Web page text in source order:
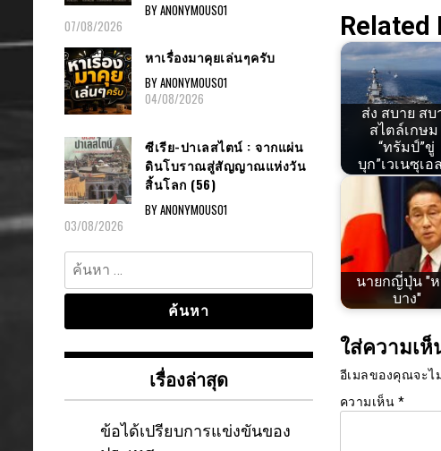
Related
ส่ง สบาย สบ
สไตล์เกษม
“ทรัมป์”ขู่
บุก”เวเนซุเอ
นายกญี่ปุ่น "
บาง"
ใส่ความเห็
อีเมลของคุณจะไ
ความเห็น *
BY ANONYMOUS01
07/08/2026
หาเรื่องมาคุยเล่นๆครับ
BY ANONYMOUS01
04/08/2026
ซีเรีย-ปาเลสไตน์ : จากแผ่น
ดินโบราณสู่สัญญาณแห่งวัน
สิ้นโลก (56)
BY ANONYMOUS01
03/08/2026
ค้นหา
สำหรับ:
เรื่องล่าสุด
ข้อได้เปรียบการแข่งขันของ